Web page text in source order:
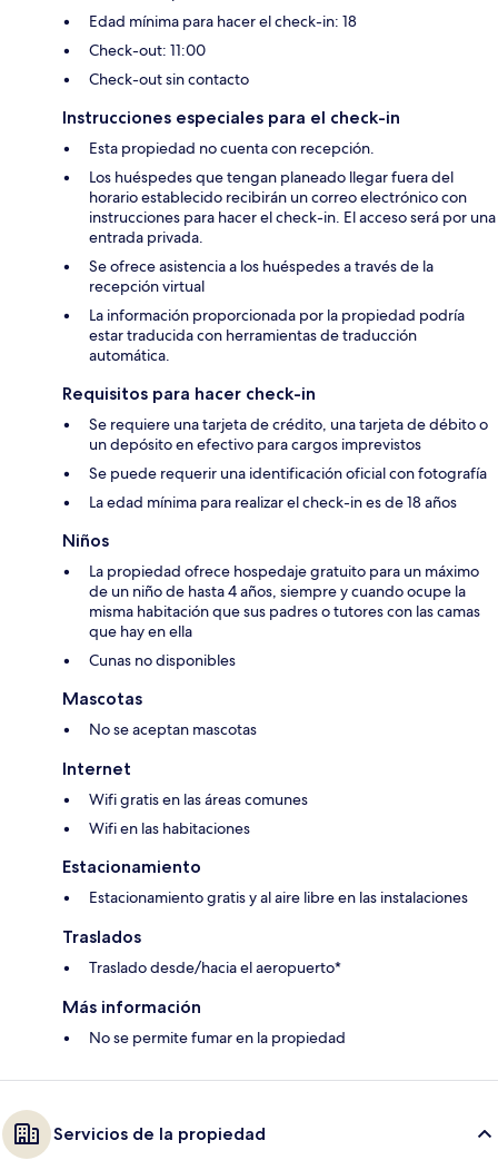
Edad mínima para hacer el check-in: 18
Check-out: 11:00
Check-out sin contacto
Instrucciones especiales para el check-in
Esta propiedad no cuenta con recepción.
Los huéspedes que tengan planeado llegar fuera del
horario establecido recibirán un correo electrónico con
instrucciones para hacer el check-in. El acceso será por una
entrada privada.
Se ofrece asistencia a los huéspedes a través de la
recepción virtual
La información proporcionada por la propiedad podría
estar traducida con herramientas de traducción
automática.
Requisitos para hacer check-in
Se requiere una tarjeta de crédito, una tarjeta de débito o
un depósito en efectivo para cargos imprevistos
Se puede requerir una identificación oficial con fotografía
La edad mínima para realizar el check-in es de 18 años
Niños
La propiedad ofrece hospedaje gratuito para un máximo
de un niño de hasta 4 años, siempre y cuando ocupe la
misma habitación que sus padres o tutores con las camas
que hay en ella
Cunas no disponibles
Mascotas
No se aceptan mascotas
Internet
Wifi gratis en las áreas comunes
Wifi en las habitaciones
Estacionamiento
Estacionamiento gratis y al aire libre en las instalaciones
Traslados
Traslado desde/hacia el aeropuerto*
Más información
No se permite fumar en la propiedad
Servicios de la propiedad